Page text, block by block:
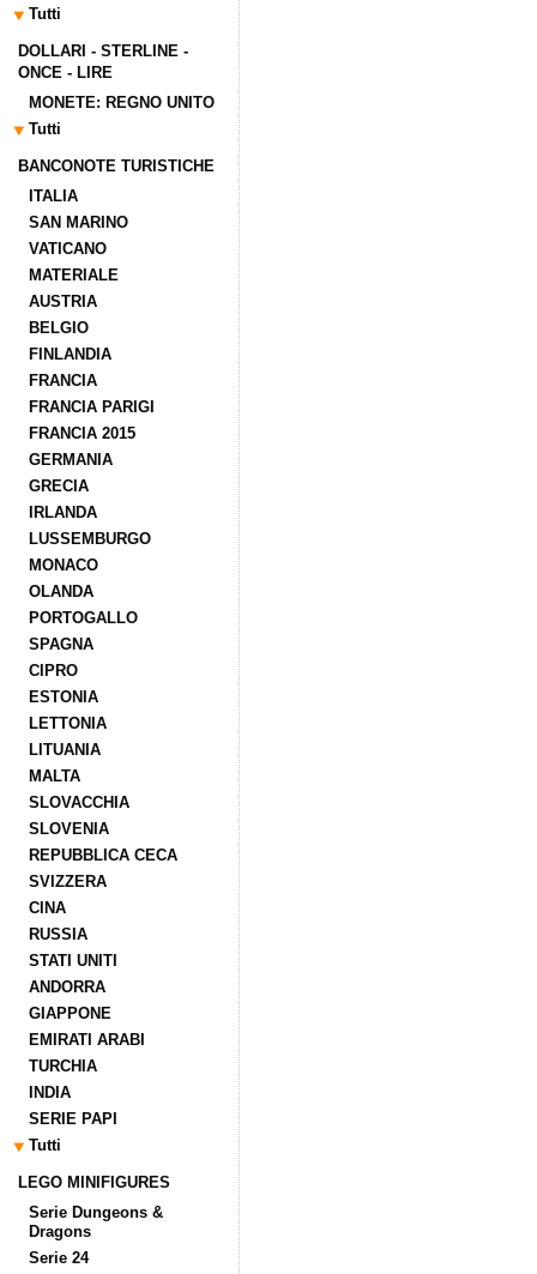
Tutti
DOLLARI - STERLINE -
ONCE - LIRE
MONETE: REGNO UNITO
Tutti
BANCONOTE TURISTICHE
ITALIA
SAN MARINO
VATICANO
MATERIALE
AUSTRIA
BELGIO
FINLANDIA
FRANCIA
FRANCIA PARIGI
FRANCIA 2015
GERMANIA
GRECIA
IRLANDA
LUSSEMBURGO
MONACO
OLANDA
PORTOGALLO
SPAGNA
CIPRO
ESTONIA
LETTONIA
LITUANIA
MALTA
SLOVACCHIA
SLOVENIA
REPUBBLICA CECA
SVIZZERA
CINA
RUSSIA
STATI UNITI
ANDORRA
GIAPPONE
EMIRATI ARABI
TURCHIA
INDIA
SERIE PAPI
Tutti
LEGO MINIFIGURES
Serie Dungeons &
Dragons
Serie 24